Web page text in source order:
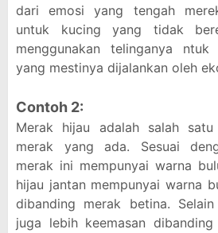
dari emosi yang tengah
untuk kucing yang tidak
menggunakan telinganya ntuk
yang mestinya dijalankan oleh
Contoh 2:
Merak hijau adalah salah
merak yang ada. Sesuai
merak ini mempunyai warna
hijau jantan mempunyai warna
dibanding merak betina.
juga lebih keemasan